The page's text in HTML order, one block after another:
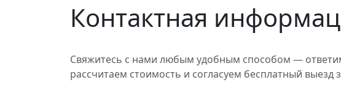
Контактная
Свяжитесь с нами любым удобным способом —
рассчитаем стоимость и согласуем бесплатный